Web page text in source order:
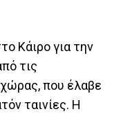
Κάιρο για την
τις
που έλαβε
ταινίες. Η